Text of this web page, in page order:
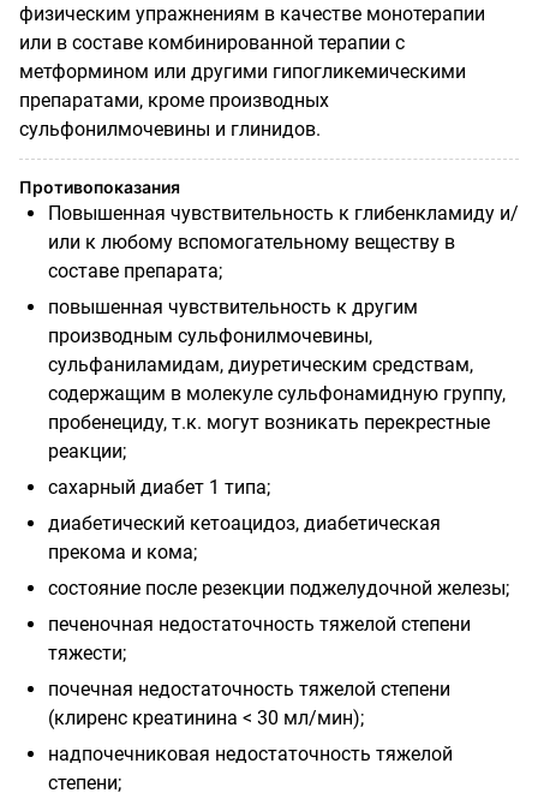
физическим упражнениям в качестве монотерапии
или в составе комбинированной терапии с
метформином или другими гипогликемическими
препаратами, кроме производных
сульфонилмочевины и глинидов.
Противопоказания
Повышенная чувствительность к глибенкламиду и/
или к любому вспомогательному веществу в
составе препарата;
повышенная чувствительность к другим
производным сульфонилмочевины,
сульфаниламидам, диуретическим средствам,
содержащим в молекуле сульфонамидную группу,
пробенециду, т.к. могут возникать перекрестные
реакции;
сахарный диабет 1 типа;
диабетический кетоацидоз, диабетическая
прекома и кома;
состояние после резекции поджелудочной железы;
печеночная недостаточность тяжелой степени
тяжести;
почечная недостаточность тяжелой степени
(клиренс креатинина < 30 мл/мин);
надпочечниковая недостаточность тяжелой
степени;